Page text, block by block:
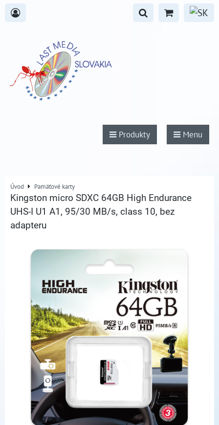
Produkty Menu
Úvod Pamäťové karty
Kingston micro SDXC 64GB High Endurance
UHS-I U1 A1, 95/30 MB/s, class 10, bez
adapteru